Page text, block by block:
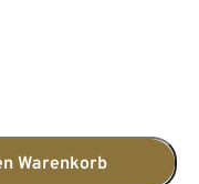
Warenkorb